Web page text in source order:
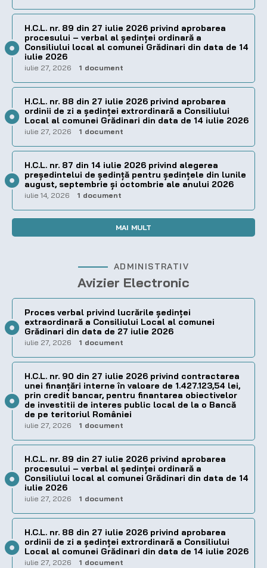
H.C.L. nr. 89 din 27 iulie 2026 privind aprobarea
procesului – verbal al şedinţei ordinară a
Consiliului local al comunei Grădinari din data de 14
iulie 2026
iulie 27, 2026 1 document
H.C.L. nr. 88 din 27 iulie 2026 privind aprobarea
ordinii de zi a şedinţei extrordinară a Consiliului
Local al comunei Grădinari din data de 14 iulie 2026
iulie 27, 2026 1 document
H.C.L. nr. 87 din 14 iulie 2026 privind alegerea
preşedintelui de şedinţă pentru ședințele din lunile
august, septembrie și octombrie ale anului 2026
iulie 14, 2026 1 document
MAI MULT
ADMINISTRATIV
Avizier Electronic
Proces verbal privind lucrările ședinței
extraordinară a Consiliului Local al comunei
Grădinari din data de 27 iulie 2026
iulie 27, 2026 1 document
H.C.L. nr. 90 din 27 iulie 2026 privind contractarea
unei finanțări interne în valoare de 1.427.123,54 lei,
prin credit bancar, pentru finantarea obiectivelor
de investitii de interes public local de la o Bancă
de pe teritoriul României
iulie 27, 2026 1 document
H.C.L. nr. 89 din 27 iulie 2026 privind aprobarea
procesului – verbal al şedinţei ordinară a
Consiliului local al comunei Grădinari din data de 14
iulie 2026
iulie 27, 2026 1 document
H.C.L. nr. 88 din 27 iulie 2026 privind aprobarea
ordinii de zi a şedinţei extrordinară a Consiliului
Local al comunei Grădinari din data de 14 iulie 2026
iulie 27, 2026 1 document